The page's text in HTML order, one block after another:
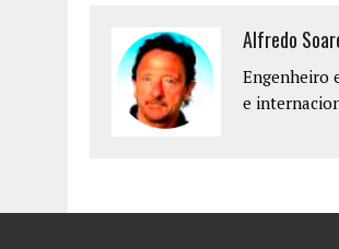
Alfredo
Engenheiro
e